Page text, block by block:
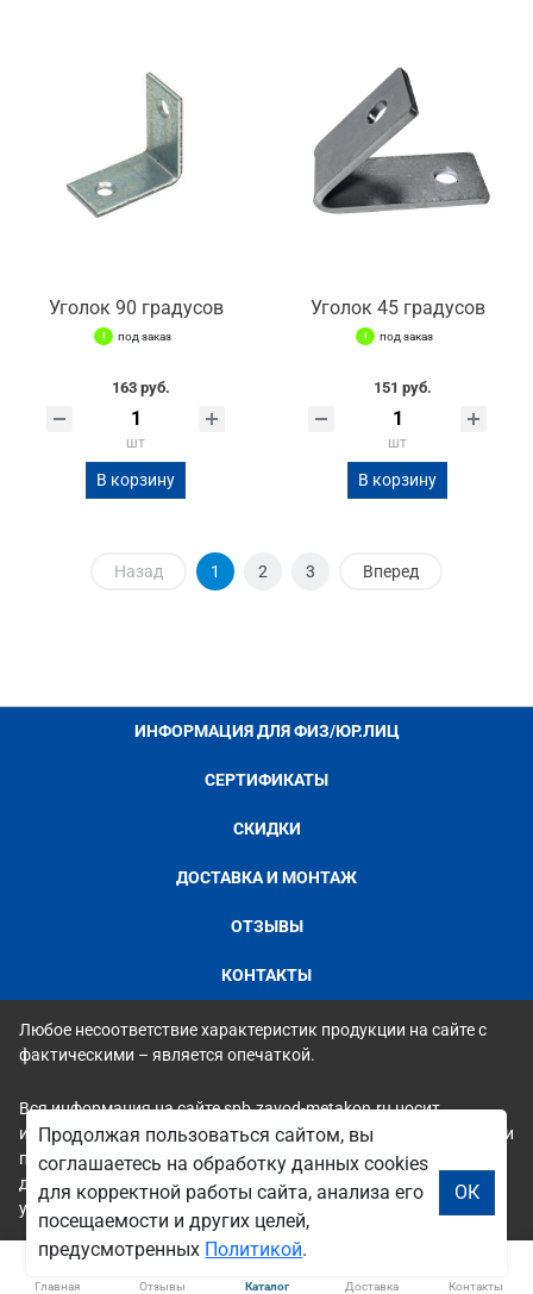
Уголок 90 градусов
под заказ
163 руб.
шт
В корзину
Уголок 45 градусов
под заказ
151 руб.
шт
В корзину
Назад 1 2 3 Вперед
ИНФОРМАЦИЯ ДЛЯ ФИЗ/ЮР.ЛИЦ
СЕРТИФИКАТЫ
СКИДКИ
ДОСТАВКА И МОНТАЖ
ОТЗЫВЫ
КОНТАКТЫ
Любое несоответствие характеристик продукции на сайте с
фактическими – является опечаткой.
Вся информация на сайте spb.zavod-metakon.ru носит
исключительно ознакомительный и справочный характер и ни
при каких условиях не является публичной офертой. Всю
дополнительную информацию можно узнать по телефонам
указанным на сайте.
Главная Отзывы Каталог Доставка Контакты
Продолжая пользоваться сайтом, вы
соглашаетесь на обработку данных cookies
для корректной работы сайта, анализа его
посещаемости и других целей,
предусмотренных Политикой.
ОК